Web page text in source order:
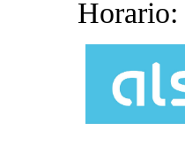
Horario: